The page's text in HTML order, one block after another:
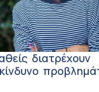
διατρέχουν